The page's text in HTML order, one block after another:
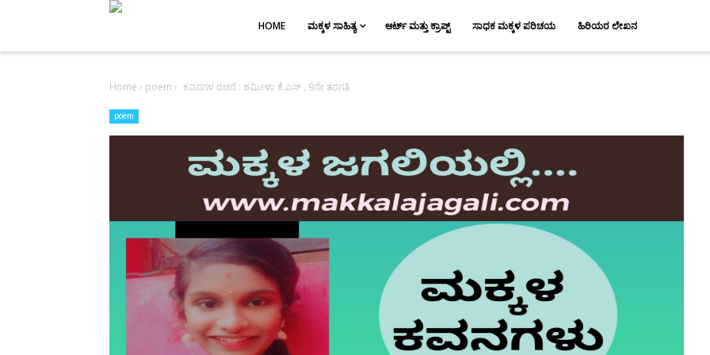
HOME ಮಕ್ಕಳ ಸಾಹಿತ್ಯ ಆರ್ಟ್ ಮತ್ತು ಕ್ರಾಪ್ಟ್ ಸಾಧಕ ಮಕ್ಕಳ ಪರಿಚಯ ಹಿರಿಯರ ಲೇಖನ
Home › poem › ಕವನಗಳ ರಚನೆ : ಶರ್ಮಿಳಾ ಕೆ.ಎಸ್ , 9ನೇ ತರಗತಿ
poem